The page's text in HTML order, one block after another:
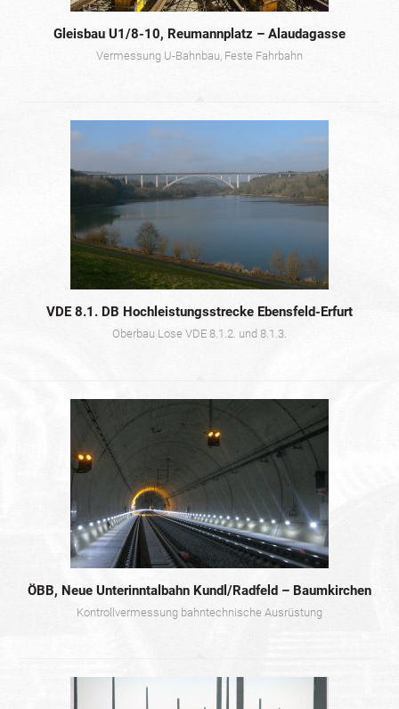
Gleisbau U1/8-10, Reumannplatz – Alaudagasse
Vermessung U-Bahnbau, Feste Fahrbahn
VDE 8.1. DB Hochleistungsstrecke Ebensfeld-Erfurt
Oberbau Lose VDE 8.1.2. und 8.1.3.
ÖBB, Neue Unterinntalbahn Kundl/Radfeld – Baumkirchen
Kontrollvermessung bahntechnische Ausrüstung